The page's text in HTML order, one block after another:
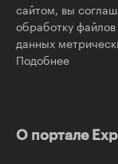
сайтом, вы
обработку
данных
Подобнее
О портале